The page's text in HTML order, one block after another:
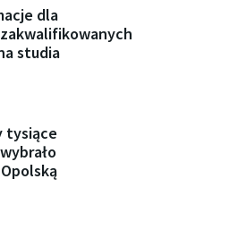
dla
studia
tysiące